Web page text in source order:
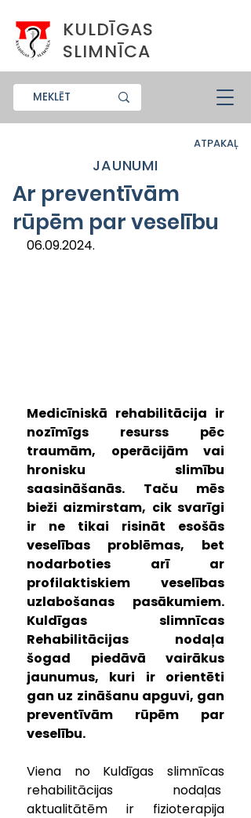
KULDĪGAS
SLIMNĪCA
ATPAKAĻ
JAUNUMI
Ar preventīvām
rūpēm par veselību
06.09.2024.
Medicīniskā rehabilitācija ir
nozīmīgs resurss pēc
traumām, operācijām vai
hronisku slimību
saasināšanās. Taču mēs
bieži aizmirstam, cik svarīgi
ir ne tikai risināt esošās
veselības problēmas, bet
nodarboties arī ar
profilaktiskiem veselības
uzlabošanas pasākumiem.
Kuldīgas slimnīcas
Rehabilitācijas nodaļa
šogad piedāvā vairākus
jaunumus, kuri ir orientēti
gan uz zināšanu apguvi, gan
preventīvām rūpēm par
veselību.
Viena no Kuldīgas slimnīcas
rehabilitācijas nodaļas